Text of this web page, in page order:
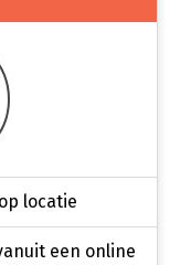
locatie
een online